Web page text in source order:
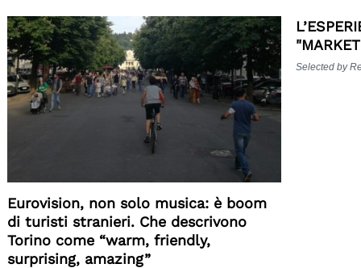
Eurovision, non solo musica: è boom
di turisti stranieri. Che descrivono
Torino come “warm, friendly,
surprising, amazing”
Selected by